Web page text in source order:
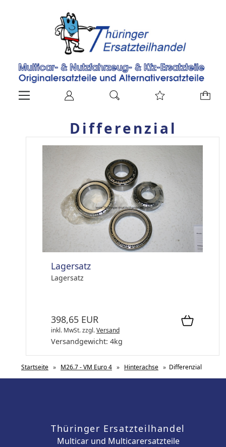
Differenzial
Lagersatz
Lagersatz
398,65 EUR
inkl. MwSt.zzgl.Versand
Versandgewicht: 4kg
Startseite » M26.7 - VM Euro 4 » Hinterachse » Differenzial
Thüringer Ersatzteilhandel
Multicar und Multicarersatzteile